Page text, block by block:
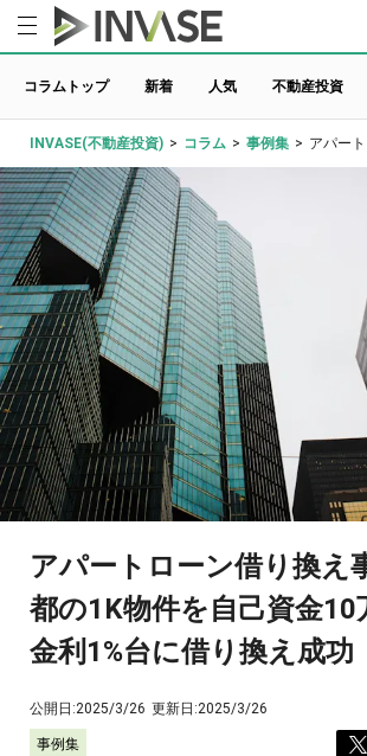
コラムトップ 新着 人気 不動産投資
INVASE(不動産投資) > コラム > 事例集 > アパー
アパートローン借り換
都の1K物件を自己資金10
金利1%台に借り換え成功
公開日:2025/3/26 更新日:2025/3/26
事例集